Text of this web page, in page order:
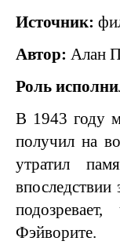
Источник:
Автор: Алан
Роль
В 1943 году
получил на
утратил
Фэйворите.